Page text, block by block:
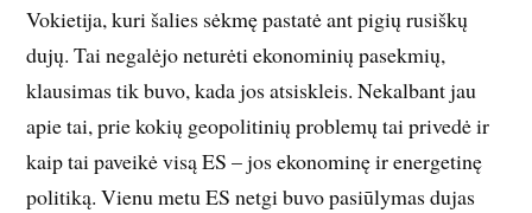
Vokietija, kuri šalies sėkmę pastatė ant pigių rusiškų
dujų. Tai negalėjo neturėti ekonominių pasekmių,
klausimas tik buvo, kada jos atsiskleis. Nekalbant jau
apie tai, prie kokių geopolitinių problemų tai privedė ir
kaip tai paveikė visą ES – jos ekonominę ir energetinę
politiką. Vienu metu ES netgi buvo pasiūlymas dujas